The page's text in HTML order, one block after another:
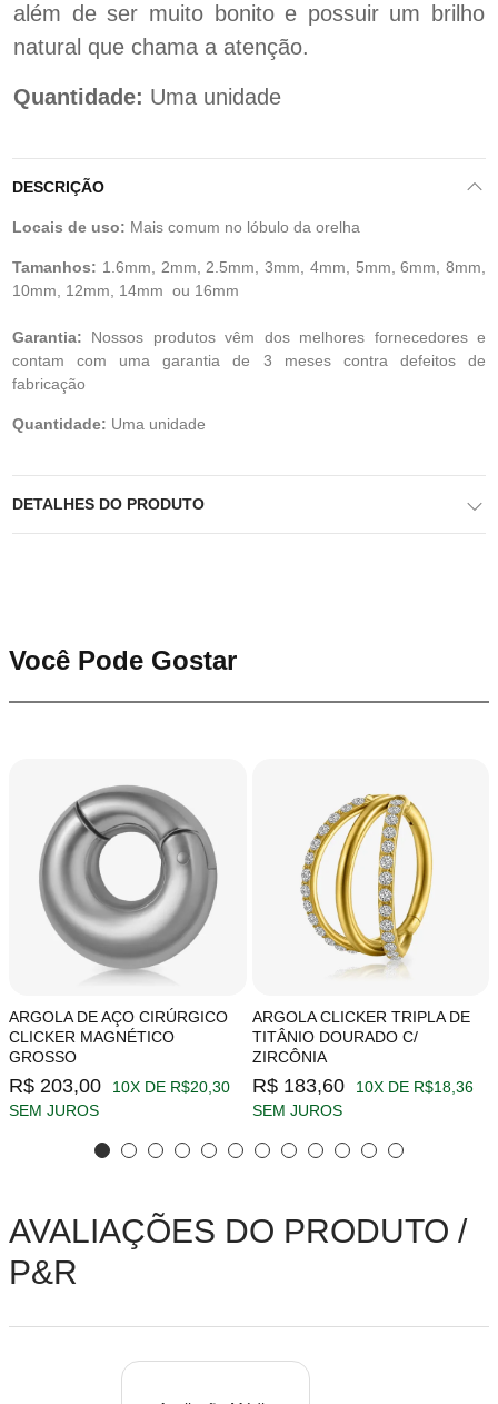
além de ser muito bonito e possuir um brilho
natural que chama a atenção.
Quantidade: Uma unidade
DESCRIÇÃO
Locais de uso: Mais comum no lóbulo da orelha
Tamanhos: 1.6mm, 2mm, 2.5mm, 3mm, 4mm, 5mm, 6mm, 8mm,
10mm, 12mm, 14mm ou 16mm
Garantia: Nossos produtos vêm dos melhores fornecedores e
contam com uma garantia de 3 meses contra defeitos de
fabricação
Quantidade: Uma unidade
DETALHES DO PRODUTO
Você Pode Gostar
ARGOLA DE AÇO CIRÚRGICO
CLICKER MAGNÉTICO
GROSSO
R$ 203,00
10X DE R$20,30
SEM JUROS
ARGOLA CLICKER TRIPLA DE
TITÂNIO DOURADO C/
ZIRCÔNIA
R$ 183,60
10X DE R$18,36
SEM JUROS
AVALIAÇÕES DO PRODUTO /
P&R